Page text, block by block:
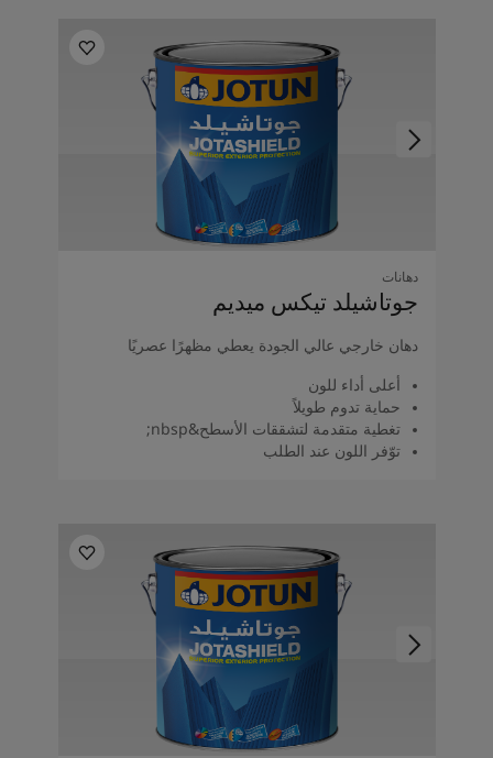
دهانات
جوتاشيلد تيكس ميديم
دهان خارجي عالي الجودة يعطي مظهرًا عصريًا
أعلى أداء للون
حماية تدوم طويلاً
تغطية متقدمة لتشققات الأسطح&nbsp;
توّفر اللون عند الطلب